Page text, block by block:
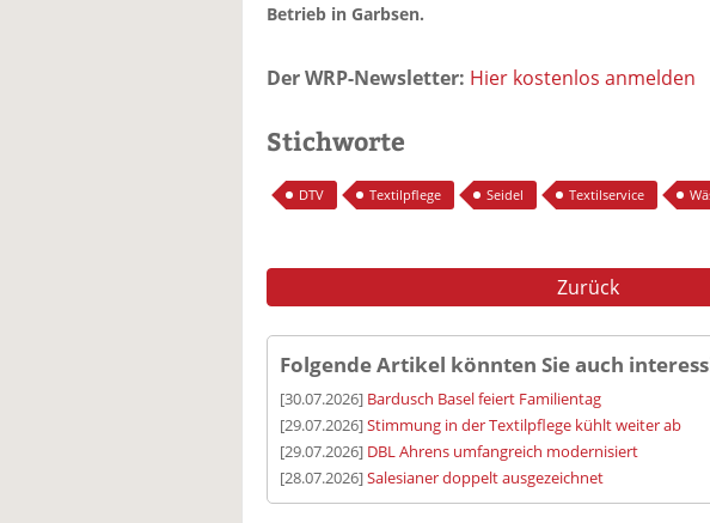
Betrieb in Garbsen.
Der WRP-Newsletter: Hier kostenlos anmelden
Stichworte
DTV Textilpflege Seidel Textilservice
Zurück
Folgende Artikel könnten Sie auch
[30.07.2026] Bardusch Basel feiert Familientag
[29.07.2026]Stimmung in der Textilpflege kühlt weiter ab
[29.07.2026] DBL Ahrens umfangreich modernisiert
[28.07.2026]Salesianer doppelt ausgezeichnet